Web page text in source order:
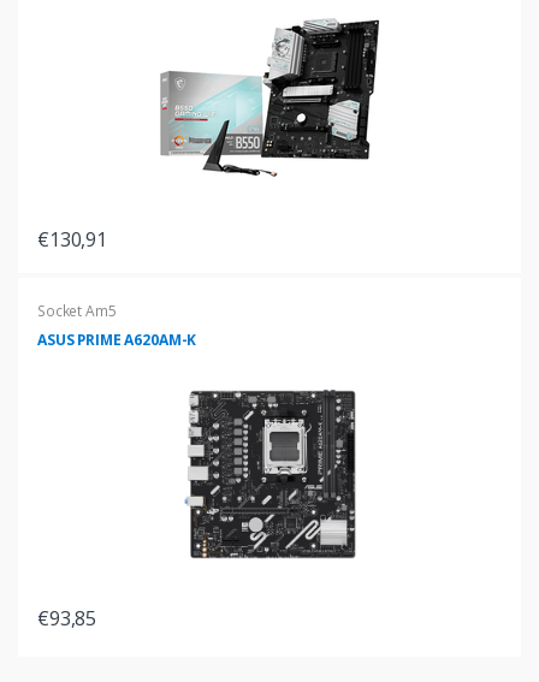
€130,91
Socket Am5
ASUS PRIME A620AM-K
€93,85